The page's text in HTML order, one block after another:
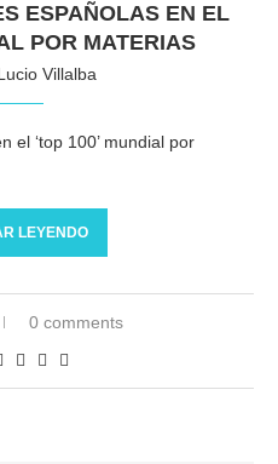
ESPAÑOLAS EN EL
POR MATERIAS
Villalba
el ‘top 100’ mundial por
LEYENDO
0 comments